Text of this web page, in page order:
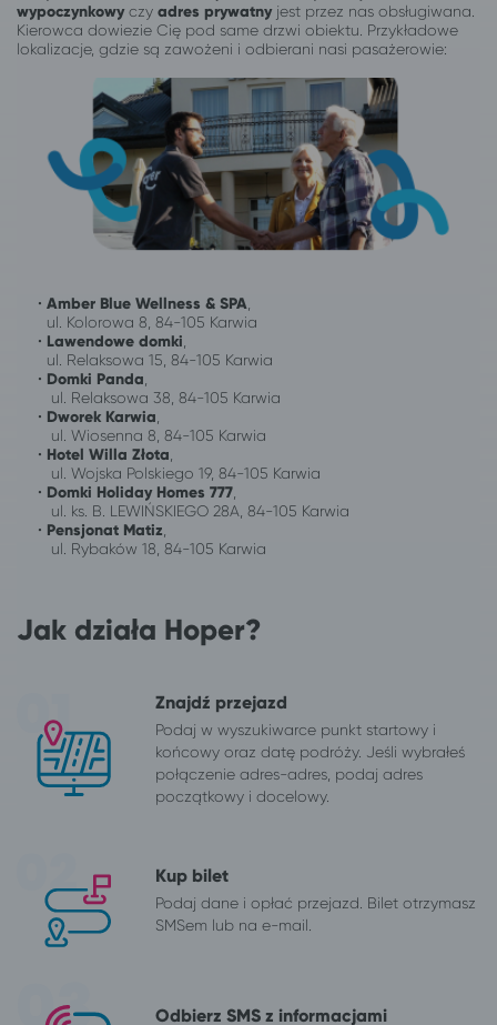
wypoczynkowyczy adres prywatnyjest przez nas obsługiwana.
Kierowca dowiezie Cię pod same drzwi obiektu. Przykładowe
lokalizacje, gdzie są zawożeni i odbierani nasi pasażerowie:
• Amber Blue Wellness & SPA
ul. Kolorowa 8, 84-105 Karwia
• Lawendowe domki
ul. Relaksowa 15, 84-105 Karwia
• Domki Panda
ul. Relaksowa 38, 84-105 Karwia
• Dworek Karwia
ul. Wiosenna 8, 84-105 Karwia
• Hotel Willa Złota
ul. Wojska Polskiego 19, 84-105 Karwia
• Domki Holiday Homes 777
ul. ks. B. LEWIŃSKIEGO 28A, 84-105 Karwia
• Pensjonat Matiz
ul. Rybaków 18, 84-105 Karwia
Jak działa Hoper?
Znajdź przejazd
Podaj w wyszukiwarce punkt startowy i
końcowy oraz datę podróży. Jeśli wybrałeś
połączenie adres-adres, podaj adres
początkowy i docelowy.
Kup bilet
Podaj dane i opłać przejazd. Bilet otrzymasz
SMSem lub na e-mail.
Odbierz SMS z informacjami